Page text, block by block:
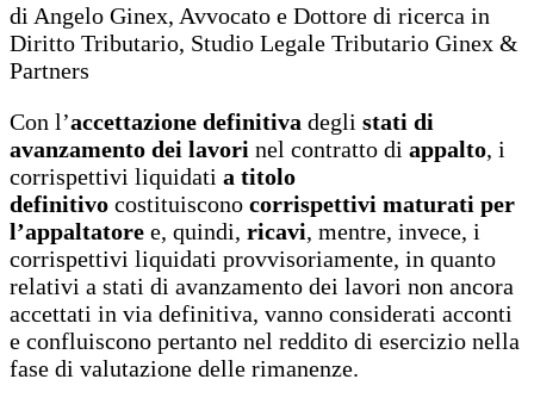
di Angelo Ginex, Avvocato e Dottore di ricerca in
Diritto Tributario, Studio Legale Tributario Ginex &
Partners
Con l’accettazione definitiva degli stati di
avanzamento dei lavori nel contratto di appalto, i
corrispettivi liquidati a titolo
definitivo costituiscono corrispettivi maturati per
l’appaltatore e, quindi, ricavi, mentre, invece, i
corrispettivi liquidati provvisoriamente, in quanto
relativi a stati di avanzamento dei lavori non ancora
accettati in via definitiva, vanno considerati acconti
e confluiscono pertanto nel reddito di esercizio nella
fase di valutazione delle rimanenze.